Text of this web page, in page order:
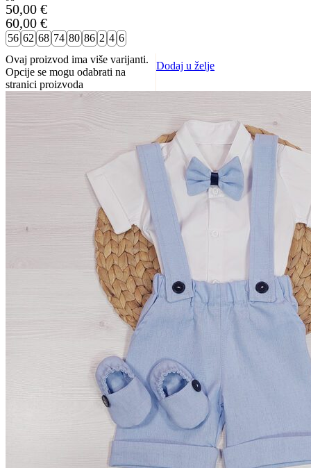
50,00 €
60,00 €
56 62 68 74 80 86 2 4 6
Ovaj proizvod ima više varijanti.
Opcije se mogu odabrati na
stranici proizvoda
Dodaj u želje